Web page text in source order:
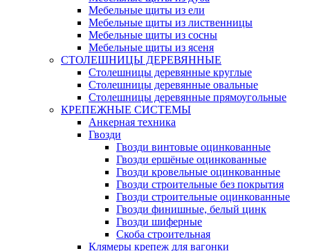
Мебельные щиты из ели
Мебельные щиты из лиственницы
Мебельные щиты из сосны
Мебельные щиты из ясеня
СТОЛЕШНИЦЫ ДЕРЕВЯННЫЕ
Столешницы деревянные круглые
Столешницы деревянные овальные
Столешницы деревянные прямоугольные
КРЕПЕЖНЫЕ СИСТЕМЫ
Анкерная техника
Гвозди
Гвозди винтовые оцинкованные
Гвозди ершёные оцинкованные
Гвозди кровельные оцинкованные
Гвозди строительные без покрытия
Гвозди строительные оцинкованные
Гвозди финишные, белый цинк
Гвозди шиферные
Скоба строительная
Клямеры крепеж для вагонки